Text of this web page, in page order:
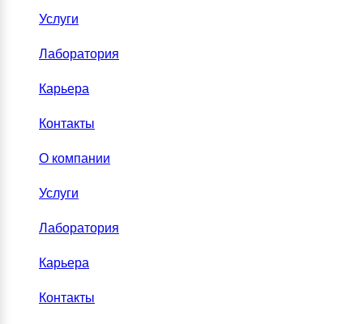
Услуги
Лаборатория
Карьера
Контакты
О компании
Услуги
Лаборатория
Карьера
Контакты